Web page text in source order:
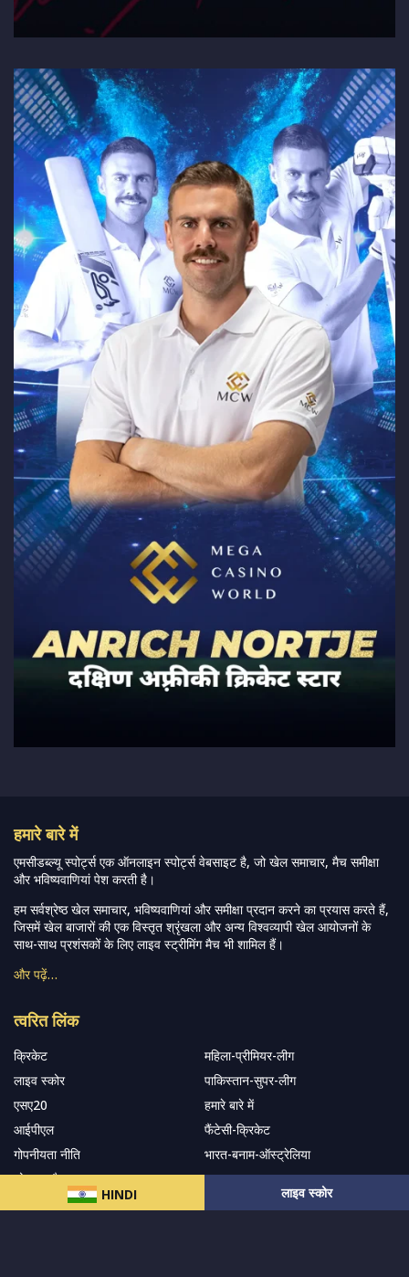
HINDI लाइव स्कोर
हमारे बारे में
एमसीडब्ल्यू स्पोर्ट्स एक ऑनलाइन स्पोर्ट्स वेबसाइट है, जो खेल समाचार, मैच समीक्षा
और भविष्यवाणियां पेश करती है।
हम सर्वश्रेष्ठ खेल समाचार, भविष्यवाणियां और समीक्षा प्रदान करने का प्रयास करते हैं,
जिसमें खेल बाजारों की एक विस्तृत श्रृंखला और अन्य विश्वव्यापी खेल आयोजनों के
साथ-साथ प्रशंसकों के लिए लाइव स्ट्रीमिंग मैच भी शामिल हैं।
त्वरित लिंक
एसए20
आईपीएल
फैंटेसी-क्रिकेट
गोपनीयता नीति
सोशल-ट्रैकर
सहारा
हमारे समाचार पत्र के सदस्य बनें
हमारा अनुसरण करें और नवीनतम अपडेट प्राप्त करेंs
© 2024 सर्वाधिकारMCW स्पोर्ट्स इंडियाद्वारा सुरक्षित